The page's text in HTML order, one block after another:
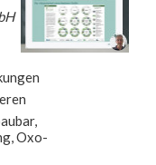
Oxo-